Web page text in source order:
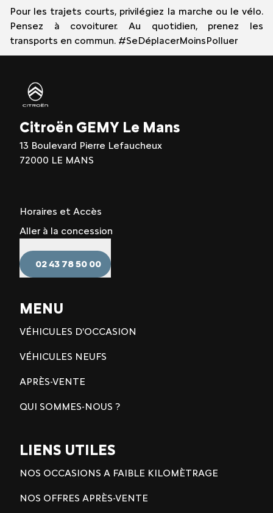
Pour les trajets courts, privilégiez la marche ou le vélo.
Pensez à covoiturer. Au quotidien, prenez les
transports en commun. #SeDéplacerMoinsPolluer
Citroën GEMY Le Mans
13 Boulevard Pierre Lefaucheux
72000 LE MANS
Horaires et Accès
Aller à la concession
02 43 78 50 00
MENU
VÉHICULES D'OCCASION
VÉHICULES NEUFS
APRÈS-VENTE
QUI SOMMES-NOUS ?
LIENS UTILES
NOS OCCASIONS A FAIBLE KILOMÈTRAGE
NOS OFFRES APRÈS-VENTE